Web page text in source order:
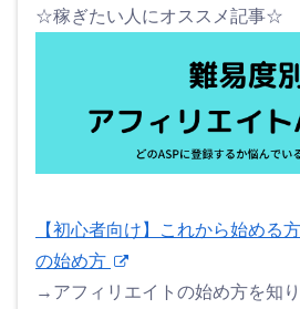
☆稼ぎたい人にオススメ記事☆
【初心者向け】これから始める
の始め方
→アフィリエイトの始め方を知